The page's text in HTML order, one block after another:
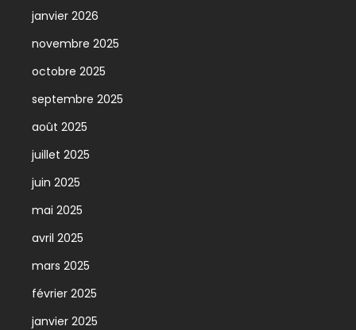
janvier 2026
novembre 2025
octobre 2025
septembre 2025
août 2025
juillet 2025
juin 2025
mai 2025
avril 2025
mars 2025
février 2025
janvier 2025